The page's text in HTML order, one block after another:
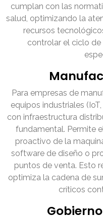
cumplan con las
salud, optimizando la
recursos
controlar el ciclo
Para empresas de
equipos industriales
con infraestructura
fundamental. Permite
proactivo de la
software de diseño o
puntos de venta. Esto
optimiza la cadena de
críticos